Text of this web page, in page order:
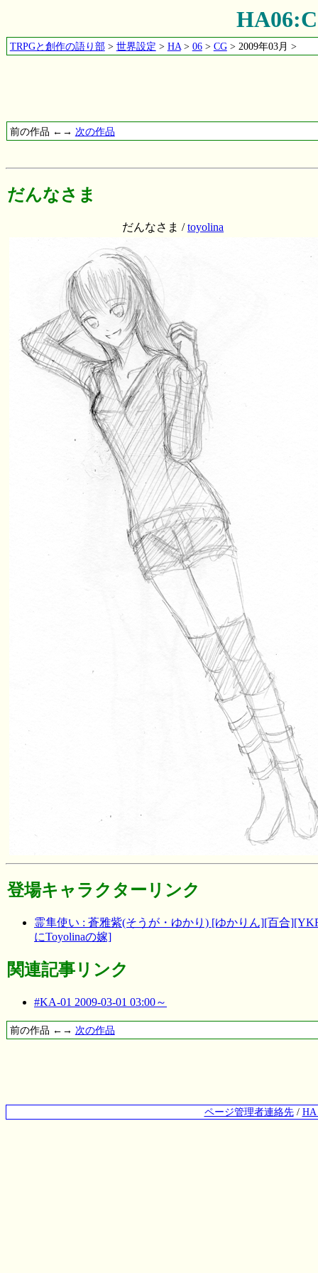
TRPGと創作の語り部> 世界設定 > HA> 06> CG> 2009年03月 >
前の作品 ←→ 次の作品
だんなさま
だんなさま /toyolina
登場キャラクターリンク
霊隼使い : 蒼雅紫(そうが・ゆかり) [ゆかりん][百合
にToyolinaの嫁]
関連記事リンク
#KA-01 2009-03-01 03:00～
前の作品 ←→ 次の作品
ページ管理者連絡先/ HA